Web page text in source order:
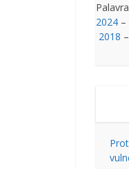
2024 –
2018 –